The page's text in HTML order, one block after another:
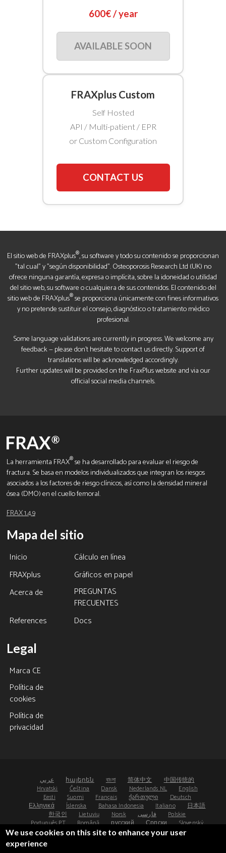
600€ / year
AVAILABLE SOON
FRAXplus Custom
Self Hosted
API / Multi-patient / EPR
or Custom Configuration
CONTACT US
El sitio web de FRAXplus®, su software y todo su contenido se proporcionan
"tal cual" y "según disponibilidad". Osteoporosis Research Ltd (UK) no
ofrece ninguna garantía, expresa o implícita, sobre la idoneidad o utilidad
del sitio web, su software o cualquiera de sus contenidos. El contenido del
sitio web de FRAXplus®se proporciona únicamente con fines informativos
y no pretende sustituir el consejo, diagnóstico o tratamiento médico
profesional.
Some language validations are currently in progress. We welcome any
feedback — please don’t hesitate to contact us directly. Support of
translations will be acknowledged accordingly.
Further updates will be provided on the FraxPlus website and via our
official social media channels.
La herramienta FRAX®se ha desarrollado para evaluar el riesgo de
fractura. Se basa en modelos individualizados que integran los riesgos
asociados a los factores de riesgo clínicos, así como la densidad mineral
ósea (DMO) en el cuello femoral.
FRAX 1.4.9
Mapa del sitio
Inicio
Cálculo en línea
FRAXplus
Gráficos en papel
Acerca de
PREGUNTAS
FRECUENTES
References
Docs
Legal
Marca CE
Política de
cookies
Política de
privacidad
عربي հայերեն বাংলা 简体中文
中国传统的
Hrvatski
Čeština Dansk Nederlands NL
English
Eesti
Suomi Français ქართული
Deutsch
Ελληνικά
Íslenska Bahasa Indonesia Italiano
日本語
한국인
Lietuvių Norsk فارسی
Polskie
Português PT
Română русский Српски
Slovenský
Español
Svenska ไทย Türk Українська
We use cookies on this site to enhance your user
experience